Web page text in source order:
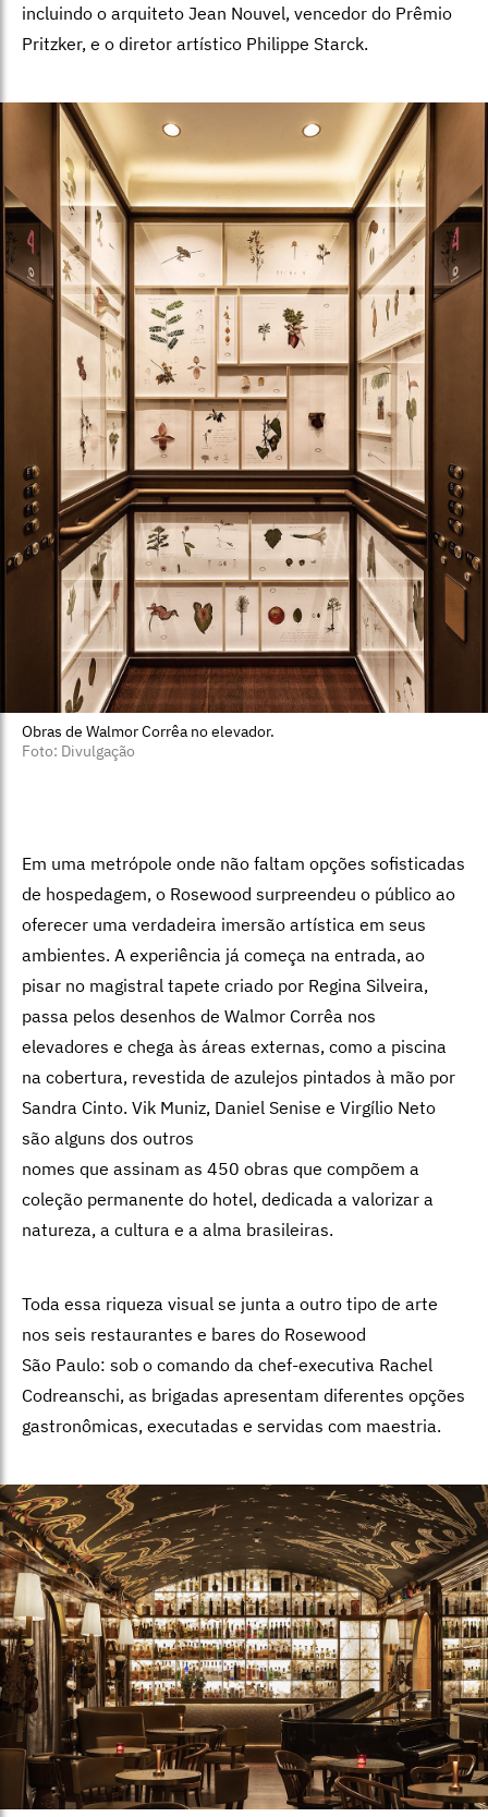
incluindo o arquiteto Jean Nouvel, vencedor do Prêmio
Pritzker, e o diretor artístico Philippe Starck.
Obras de Walmor Corrêa no elevador.
Foto: Divulgação
Em uma metrópole onde não faltam opções sofisticadas
de hospedagem, o Rosewood surpreendeu o público ao
oferecer uma verdadeira imersão artística em seus
ambientes. A experiência já começa na entrada, ao
pisar no magistral tapete criado por Regina Silveira,
passa pelos desenhos de Walmor Corrêa nos
elevadores e chega às áreas externas, como a piscina
na cobertura, revestida de azulejos pintados à mão por
Sandra Cinto. Vik Muniz, Daniel Senise e Virgílio Neto
são alguns dos outros
nomes que assinam as 450 obras que compõem a
coleção permanente do hotel, dedicada a valorizar a
natureza, a cultura e a alma brasileiras.
Toda essa riqueza visual se junta a outro tipo de arte
nos seis restaurantes e bares do Rosewood
São Paulo: sob o comando da chef-executiva Rachel
Codreanschi, as brigadas apresentam diferentes opções
gastronômicas, executadas e servidas com maestria.